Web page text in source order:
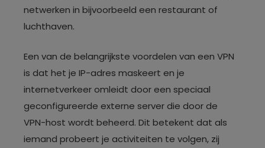
netwerken in bijvoorbeeld een restaurant of
luchthaven.
Een van de belangrijkste voordelen van een VPN
is dat het je IP-adres maskeert en je
internetverkeer omleidt door een speciaal
geconfigureerde externe server die door de
VPN-host wordt beheerd. Dit betekent dat als
iemand probeert je activiteiten te volgen, zij